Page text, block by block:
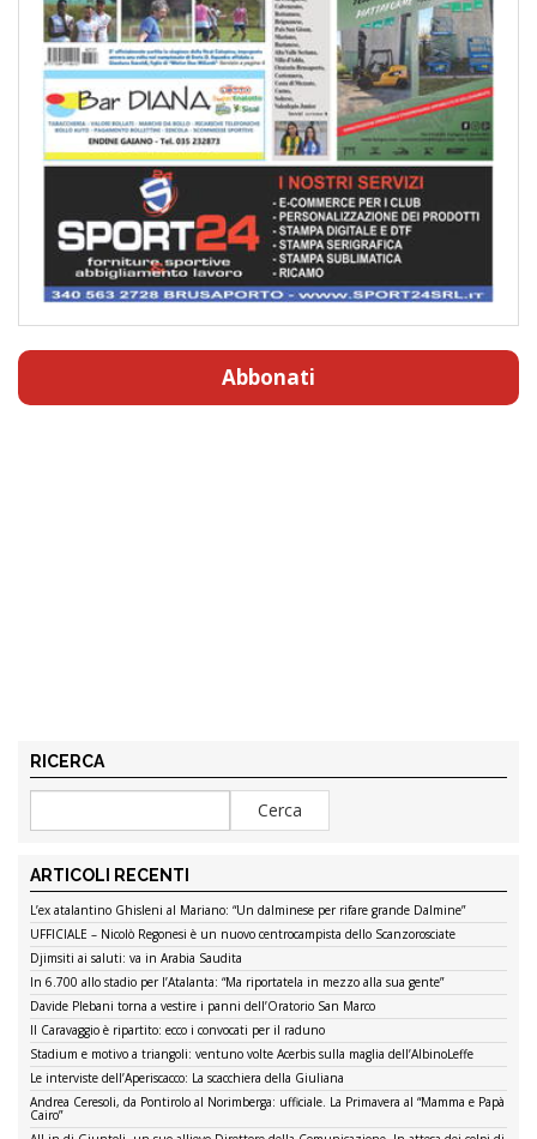
Abbonati
RICERCA
ARTICOLI RECENTI
L’ex atalantino Ghisleni al Mariano: “Un dalminese per rifare grande Dalmine”
UFFICIALE – Nicolò Regonesi è un nuovo centrocampista dello Scanzorosciate
Djimsiti ai saluti: va in Arabia Saudita
In 6.700 allo stadio per l’Atalanta: “Ma riportatela in mezzo alla sua gente”
Davide Plebani torna a vestire i panni dell’Oratorio San Marco
Il Caravaggio è ripartito: ecco i convocati per il raduno
Stadium e motivo a triangoli: ventuno volte Acerbis sulla maglia dell’AlbinoLeffe
Le interviste dell’Aperiscacco: La scacchiera della Giuliana
Andrea Ceresoli, da Pontirolo al Norimberga: ufficiale. La Primavera al “Mamma e Papà
Cairo”